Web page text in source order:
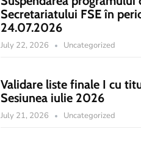
Secretariatului FSE în
24.07.2026
July 22, 2026 Uncategorized
Validare liste finale I cu
Sesiunea iulie 2026
July 21, 2026 Uncategorized